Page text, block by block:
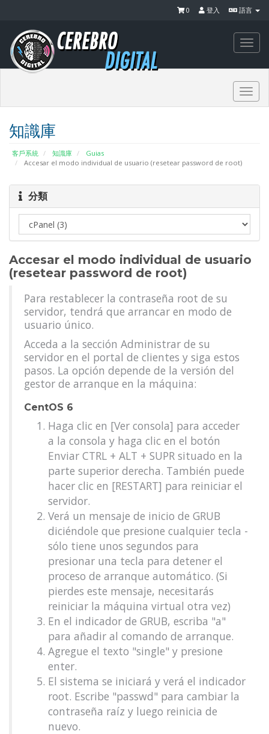
語言
登入
0
知識庫
客戶系統 知識庫
Guias
Accesar el modo individual de usuario (resetear password de root)
分類
Accesar el modo individual de usuario
(resetear password de root)
Para restablecer la contraseña root de su
servidor, tendrá que arrancar en modo de
usuario único.
Acceda a la sección Administrar de su
servidor en el portal de clientes y siga estos
pasos. La opción depende de la versión del
gestor de arranque en la máquina:
CentOS 6
Haga clic en [Ver consola] para acceder
a la consola y haga clic en el botón
Enviar CTRL + ALT + SUPR situado en la
parte superior derecha. También puede
hacer clic en [RESTART] para reiniciar el
servidor.
Verá un mensaje de inicio de GRUB
diciéndole que presione cualquier tecla -
sólo tiene unos segundos para
presionar una tecla para detener el
proceso de arranque automático. (Si
pierdes este mensaje, necesitarás
reiniciar la máquina virtual otra vez)
En el indicador de GRUB, escriba "a"
para añadir al comando de arranque.
Agregue el texto "single" y presione
enter.
El sistema se iniciará y verá el indicador
root. Escribe "passwd" para cambiar la
contraseña raíz y luego reinicia de
nuevo.